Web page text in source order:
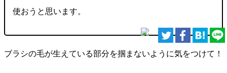
使おうと思います。
ブラシの毛が生えている部分を掴まないように気をつけて！